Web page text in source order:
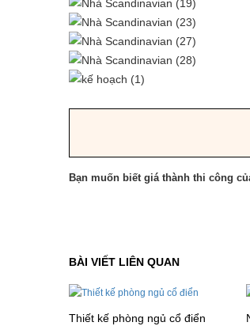
Bạn muốn biết giá thành thi công
BÀI VIẾT LIÊN QUAN
Thiết kế phòng ngủ cổ điển